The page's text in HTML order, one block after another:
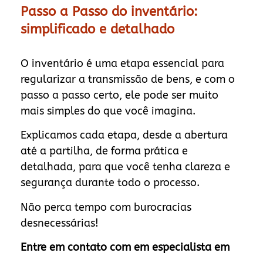
Passo a Passo do inventário:
simplificado e detalhado
O inventário é uma etapa essencial para
regularizar a transmissão de bens, e com o
passo a passo certo, ele pode ser muito
mais simples do que você imagina.
Explicamos cada etapa, desde a abertura
até a partilha, de forma prática e
detalhada, para que você tenha clareza e
segurança durante todo o processo.
Não perca tempo com burocracias
desnecessárias!
Entre em contato com em especialista em